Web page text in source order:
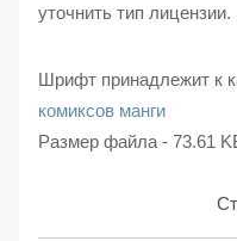
уточнить тип лицензии.
Шрифт принадлежит к
комиксов манги
Размер файла - 73.61